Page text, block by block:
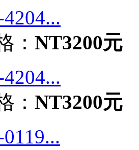
： NT3200元
： NT3200元